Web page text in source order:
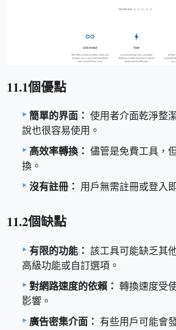
11.1個優點
簡單的界面： 使用者介面乾淨整
說也很容易使用。
高效率轉換： 儘管是免費工具，
換。
沒有註冊：
用戶無需註冊或登入
11.2個缺點
有限的功能： 該工具可能缺乏其
高級功能或自訂選項。
對網路速度的依賴： 轉換速度受
影響。
廣告密集介面：
有些用戶可能會